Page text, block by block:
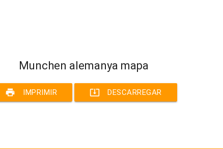
Munchen alemanya mapa
print IMPRIMIR system_update_alt DESCARREGAR